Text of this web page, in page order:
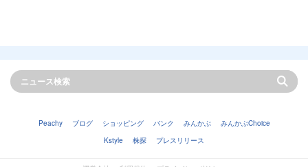
Peachy ブログ ショッピング バンク みんかぶ
みんかぶChoice
Kstyle
株探 プレスリリース